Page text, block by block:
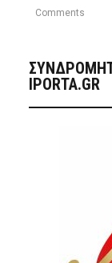
Comments
IPORTA.GR